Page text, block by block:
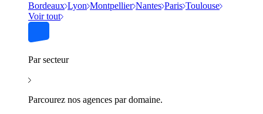
Bordeaux Lyon Montpellier Nantes Paris Toulouse
Voir tout
Par secteur
Parcourez nos agences par domaine.